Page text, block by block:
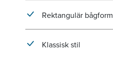
Rektangulär bågform
Klassisk stil